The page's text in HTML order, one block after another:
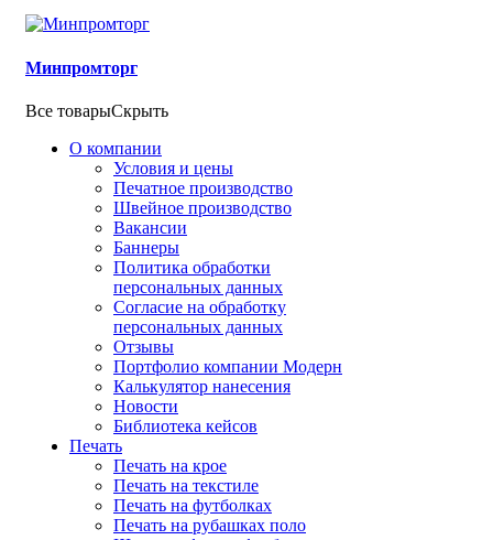
Минпромторг
Все товарыСкрыть
О компании
Условия и цены
Печатное производство
Швейное производство
Вакансии
Баннеры
Политика обработки
персональных данных
Согласие на обработку
персональных данных
Отзывы
Портфолио компании Модерн
Калькулятор нанесения
Новости
Библиотека кейсов
Печать
Печать на крое
Печать на текстиле
Печать на футболках
Печать на рубашках поло